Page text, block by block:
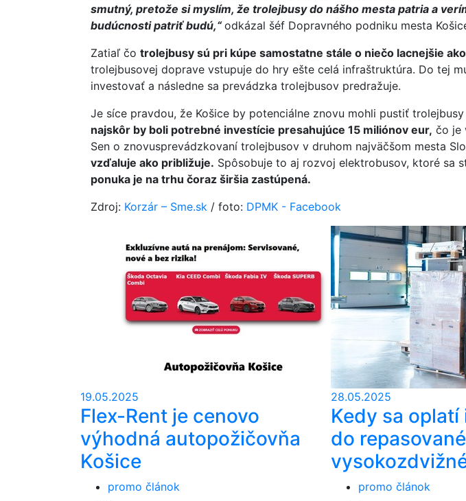
smutný, pretože si myslím, že trolejbusy do nášho mesta patria a
budúcnosti patriť budú,“ odkázal šéf Dopravného podniku mesta
Zatiaľ čo trolejbusy sú pri kúpe samostatne stále o niečo lacnejšie
trolejbusovej doprave vstupuje do hry ešte celá infraštruktúra. Do tej
investovať a následne sa prevádzka trolejbusov predražuje.
Je síce pravdou, že Košice by potenciálne znovu mohli pustiť
najskôr by boli potrebné investície presahujúce 15 miliónov eur, čo je
Sen o znovusprevádzkovaní trolejbusov v druhom najväčšom mesta
vzďaluje ako približuje. Spôsobuje to aj rozvoj elektrobusov, ktoré sa
ponuka je na trhu čoraz širšia zastúpená.
Zdroj: Korzár – Sme.sk / foto: DPMK - Facebook
19.05.2025
Flex-Rent je cenovo
výhodná autopožičovňa
Košice
promo článok
28.05.2025
Kedy sa
do
promo článok